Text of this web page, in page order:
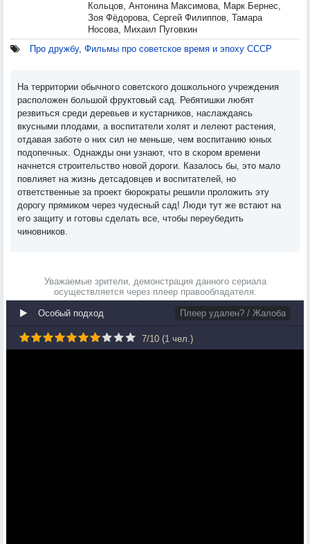
Кольцов, Антонина Максимова, Марк Бернес,
Зоя Фёдорова, Сергей Филиппов, Тамара
Носова, Михаил Пуговкин
Про дружбу, Фильмы про советское время и эпоху СССР
На территории обычного советского дошкольного учреждения
расположен большой фруктовый сад. Ребятишки любят
резвиться среди деревьев и кустарников, наслаждаясь
вкусными плодами, а воспитатели холят и лелеют растения,
отдавая заботе о них сил не меньше, чем воспитанию юных
подопечных. Однажды они узнают, что в скором времени
начнется строительство новой дороги. Казалось бы, это мало
повлияет на жизнь детсадовцев и воспитателей, но
ответственные за проект бюрократы решили проложить эту
дорогу прямиком через чудесный сад! Люди тут же встают на
его защиту и готовы сделать все, чтобы переубедить
чиновников.
Уважаемые зрители, демонстрация данного сериала
осуществляется через плеер правообладателя.
Особый подход Плеер удален? / Жалоба
7/10 (1 чел.)